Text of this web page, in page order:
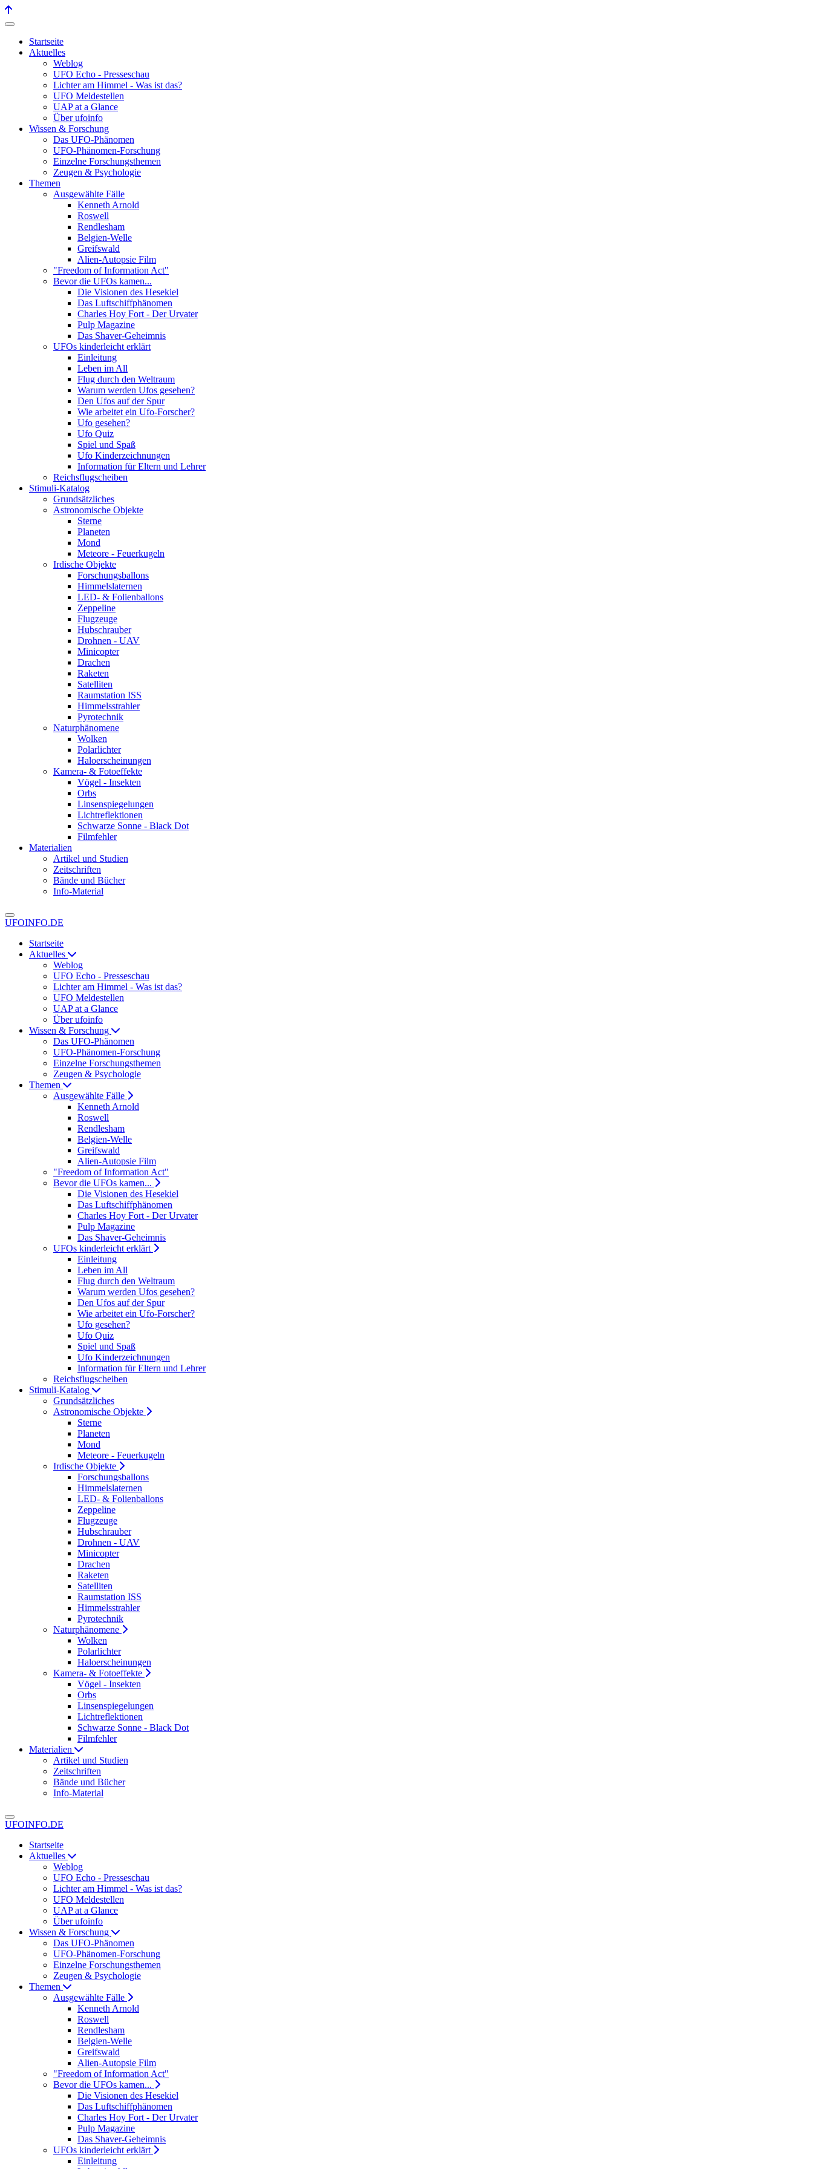
Startseite
Aktuelles
Weblog
UFO Echo - Presseschau
Lichter am Himmel - Was ist das?
UFO Meldestellen
UAP at a Glance
Über ufoinfo
Wissen & Forschung
Das UFO-Phänomen
UFO-Phänomen-Forschung
Einzelne Forschungsthemen
Zeugen & Psychologie
Themen
Ausgewählte Fälle
Kenneth Arnold
Roswell
Rendlesham
Belgien-Welle
Greifswald
Alien-Autopsie Film
"Freedom of Information Act"
Bevor die UFOs kamen...
Die Visionen des Hesekiel
Das Luftschiffphänomen
Charles Hoy Fort - Der Urvater
Pulp Magazine
Das Shaver-Geheimnis
UFOs kinderleicht erklärt
Einleitung
Leben im All
Flug durch den Weltraum
Warum werden Ufos gesehen?
Den Ufos auf der Spur
Wie arbeitet ein Ufo-Forscher?
Ufo gesehen?
Ufo Quiz
Spiel und Spaß
Ufo Kinderzeichnungen
Information für Eltern und Lehrer
Reichsflugscheiben
Stimuli-Katalog
Grundsätzliches
Astronomische Objekte
Sterne
Planeten
Mond
Meteore - Feuerkugeln
Irdische Objekte
Forschungsballons
Himmelslaternen
LED- & Folienballons
Zeppeline
Flugzeuge
Hubschrauber
Drohnen - UAV
Minicopter
Drachen
Raketen
Satelliten
Raumstation ISS
Himmelsstrahler
Pyrotechnik
Naturphänomene
Wolken
Polarlichter
Haloerscheinungen
Kamera- & Fotoeffekte
Vögel - Insekten
Orbs
Linsenspiegelungen
Lichtreflektionen
Schwarze Sonne - Black Dot
Filmfehler
Materialien
Artikel und Studien
Zeitschriften
Bände und Bücher
Info-Material
UFOINFO.DE
Startseite
Aktuelles
Weblog
UFO Echo - Presseschau
Lichter am Himmel - Was ist das?
UFO Meldestellen
UAP at a Glance
Über ufoinfo
Wissen & Forschung
Das UFO-Phänomen
UFO-Phänomen-Forschung
Einzelne Forschungsthemen
Zeugen & Psychologie
Themen
Ausgewählte Fälle
Kenneth Arnold
Roswell
Rendlesham
Belgien-Welle
Greifswald
Alien-Autopsie Film
"Freedom of Information Act"
Bevor die UFOs kamen...
Die Visionen des Hesekiel
Das Luftschiffphänomen
Charles Hoy Fort - Der Urvater
Pulp Magazine
Das Shaver-Geheimnis
UFOs kinderleicht erklärt
Einleitung
Leben im All
Flug durch den Weltraum
Warum werden Ufos gesehen?
Den Ufos auf der Spur
Wie arbeitet ein Ufo-Forscher?
Ufo gesehen?
Ufo Quiz
Spiel und Spaß
Ufo Kinderzeichnungen
Information für Eltern und Lehrer
Reichsflugscheiben
Stimuli-Katalog
Grundsätzliches
Astronomische Objekte
Sterne
Planeten
Mond
Meteore - Feuerkugeln
Irdische Objekte
Forschungsballons
Himmelslaternen
LED- & Folienballons
Zeppeline
Flugzeuge
Hubschrauber
Drohnen - UAV
Minicopter
Drachen
Raketen
Satelliten
Raumstation ISS
Himmelsstrahler
Pyrotechnik
Naturphänomene
Wolken
Polarlichter
Haloerscheinungen
Kamera- & Fotoeffekte
Vögel - Insekten
Orbs
Linsenspiegelungen
Lichtreflektionen
Schwarze Sonne - Black Dot
Filmfehler
Materialien
Artikel und Studien
Zeitschriften
Bände und Bücher
Info-Material
UFOINFO.DE
Startseite
Aktuelles
Weblog
UFO Echo - Presseschau
Lichter am Himmel - Was ist das?
UFO Meldestellen
UAP at a Glance
Über ufoinfo
Wissen & Forschung
Das UFO-Phänomen
UFO-Phänomen-Forschung
Einzelne Forschungsthemen
Zeugen & Psychologie
Themen
Ausgewählte Fälle
Kenneth Arnold
Roswell
Rendlesham
Belgien-Welle
Greifswald
Alien-Autopsie Film
"Freedom of Information Act"
Bevor die UFOs kamen...
Die Visionen des Hesekiel
Das Luftschiffphänomen
Charles Hoy Fort - Der Urvater
Pulp Magazine
Das Shaver-Geheimnis
UFOs kinderleicht erklärt
Einleitung